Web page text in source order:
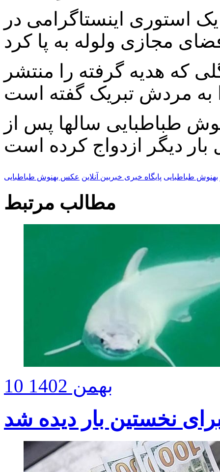
استوری اینستاگرامی در
که هدیه گرفته را منتشر
طباطبایی سالها پس از
بهنوش طباطبایی پایگاه خبری خبربین آنلاین عکس بهنوش طباطبایی
مطالب مرتبط
10 بهمن 1402
نخستین بار دیده شد